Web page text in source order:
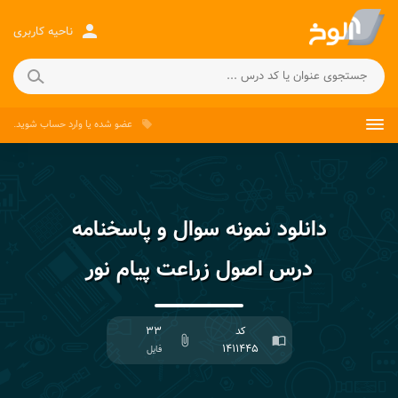
person ناحیه کاربری
local_offer عضو شده یاوارد حساب شوید.
دانلود نمونه سوال و پاسخنامه
درس اصول زراعت پیام نور
import_contacts
کد
۱۴۱۱۴۴۵
attach_file
۳۳
فایل